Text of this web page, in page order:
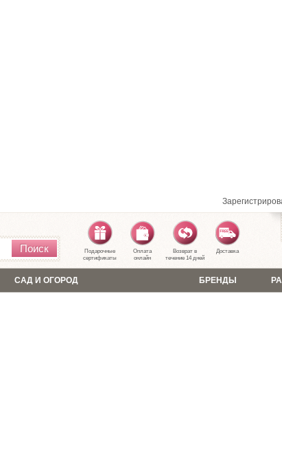
Поиск
Подарочные
сертификаты
Оплата
онлайн
Возврат в
течение 14 дней
Доставка
САД И ОГОРОД БРЕНДЫ